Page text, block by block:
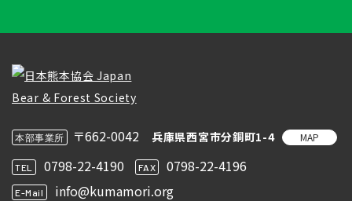
本部事業所 〒662-0042 兵庫県西宮市分銅町1-4 MAP
TEL 0798-22-4190 FAX 0798-22-4196
E-Mail info@kumamori.org